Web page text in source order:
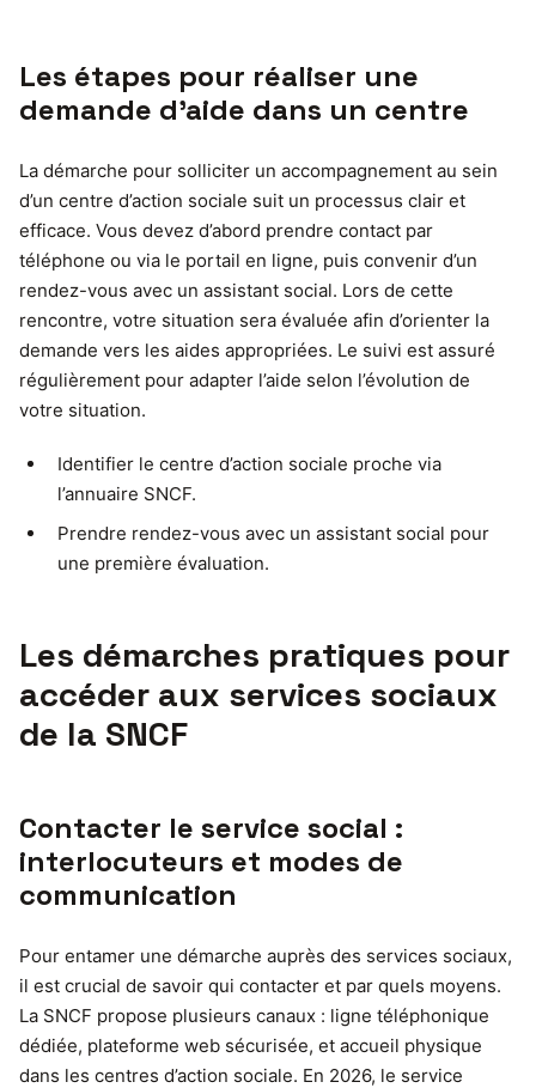
Les étapes pour réaliser une
demande d’aide dans un centre
La démarche pour solliciter un accompagnement au sein
d’un centre d’action sociale suit un processus clair et
efficace. Vous devez d’abord prendre contact par
téléphone ou via le portail en ligne, puis convenir d’un
rendez-vous avec un assistant social. Lors de cette
rencontre, votre situation sera évaluée afin d’orienter la
demande vers les aides appropriées. Le suivi est assuré
régulièrement pour adapter l’aide selon l’évolution de
votre situation.
Identifier le centre d’action sociale proche via
l’annuaire SNCF.
Prendre rendez-vous avec un assistant social pour
une première évaluation.
Les démarches pratiques pour
accéder aux services sociaux
de la SNCF
Contacter le service social :
interlocuteurs et modes de
communication
Pour entamer une démarche auprès des services sociaux,
il est crucial de savoir qui contacter et par quels moyens.
La SNCF propose plusieurs canaux : ligne téléphonique
dédiée, plateforme web sécurisée, et accueil physique
dans les centres d’action sociale. En 2026, le service